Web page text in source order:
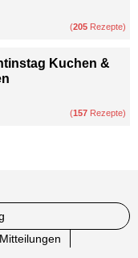
(205 Rezepte)
Kuchen &
(157 Rezepte)